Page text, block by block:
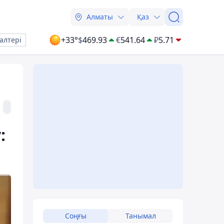
Алматы Қаз
+33°$469.93 €541.64 ₽5.71
Соңғы Танымал